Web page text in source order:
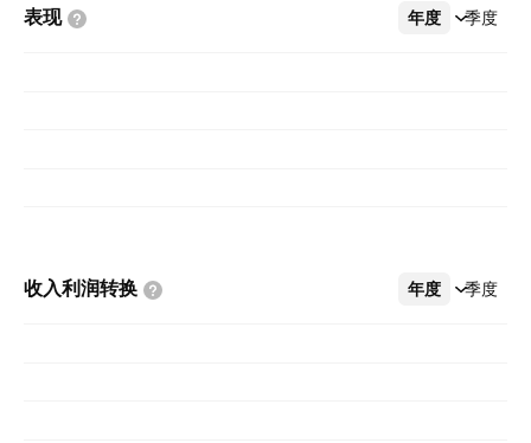
表现 年度 季度
更多
收入利润转换 年度 季度
更多